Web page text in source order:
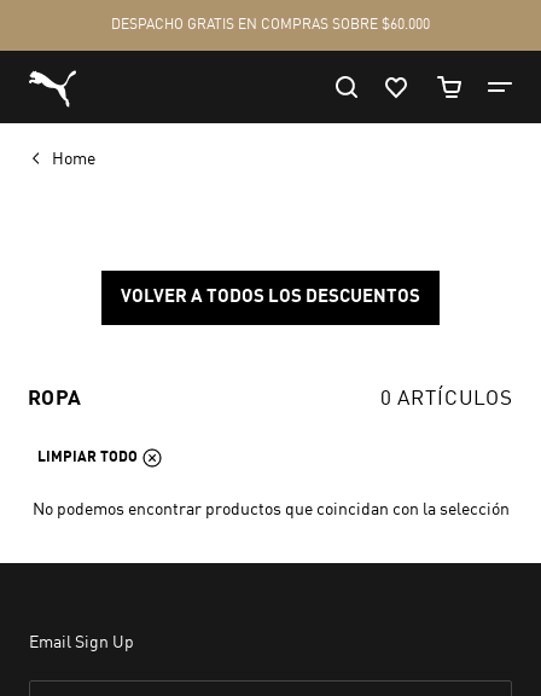
Home
VOLVER A TODOS LOS DESCUENTOS
ROPA 0 ARTÍCULOS
LIMPIAR TODO
No podemos encontrar productos que coincidan con la selección